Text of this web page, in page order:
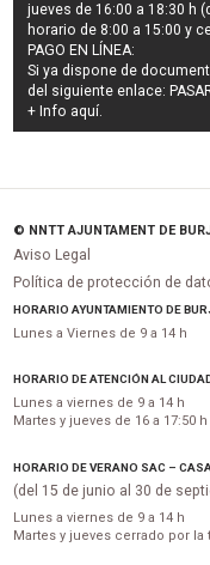
jueves de 16:00 a 18:30 h
horario de 8:00 a 15:00 y
PAGO EN LÍNEA:
Si ya dispone de
del siguiente enlace:
+ Info aquí.
© NNTT AJUNTAMENT DE
Aviso Legal
Política de protección de
HORARIO AYUNTAMIENTO DE
Lunes a Viernes de 9 a 14 h
HORARIO DE ATENCIÓN AL
Lunes a viernes de 9 a 14 h
Martes y jueves de 16 a 17:50 h
HORARIO DE VERANO SAC –
(del 15 de junio al 30 de
Lunes a viernes de 9 a 14 h
Martes y jueves cerrado por la